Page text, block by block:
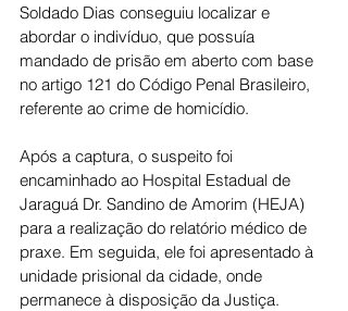
Soldado Dias conseguiu localizar e
abordar o indivíduo, que possuía
mandado de prisão em aberto com base
no artigo 121 do Código Penal Brasileiro,
referente ao crime de homicídio.
Após a captura, o suspeito foi
encaminhado ao Hospital Estadual de
Jaraguá Dr. Sandino de Amorim (HEJA)
para a realização do relatório médico de
praxe. Em seguida, ele foi apresentado à
unidade prisional da cidade, onde
permanece à disposição da Justiça.